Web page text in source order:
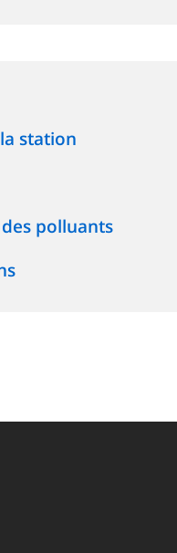
station
polluants